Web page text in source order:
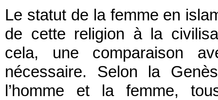
Le statut de la femme en
de cette religion à la
cela, une comparaison
nécessaire. Selon la
l’homme et la femme,